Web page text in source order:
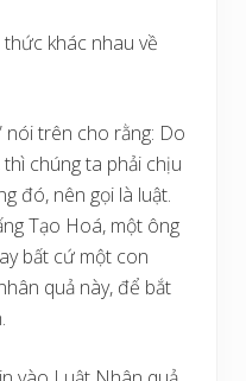
khác nhau về
nói trên cho rằng: Do
chúng ta phải chịu
đó, nên gọi là luật.
Tạo Hoá, một ông
bất cứ một con
quả này, để bắt